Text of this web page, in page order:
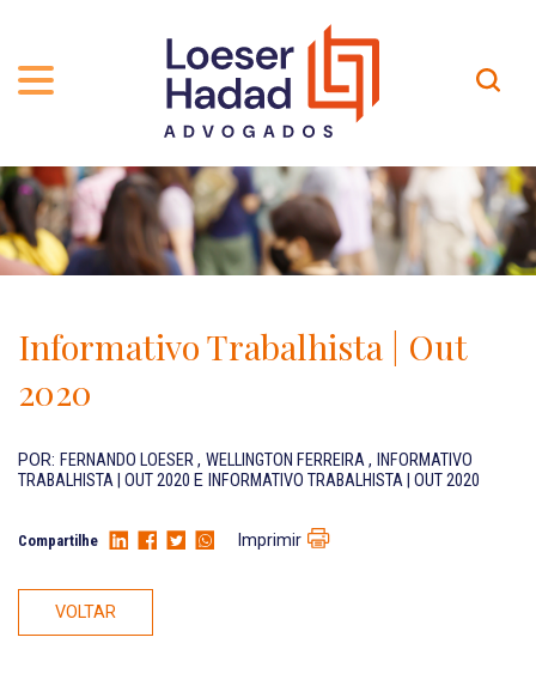
QUEM SOMOS
TRAJETÓRIA
INCLUSÃO E DIVERSIDADE
PRÊMIOS
NOSSA EQUIPE
ÁREAS DE ATUAÇÃO
PROFISSIONAIS
CARREIRA
Contato
Localização
EN-US
Informativo Trabalhista | Out
2020
POR: FERNANDO LOESER, WELLINGTON FERREIRA, INFORMATIVO
TRABALHISTA | OUT 2020 E INFORMATIVO TRABALHISTA | OUT 2020
Compartilhe Imprimir
VOLTAR